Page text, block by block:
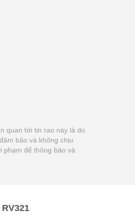
quan tới tin rao này là do
bảo và không chịu
phạm để thông báo và